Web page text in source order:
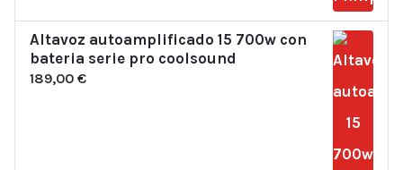
Altavoz autoamplificado 15 700w con
bateria serie pro coolsound
189,00 €